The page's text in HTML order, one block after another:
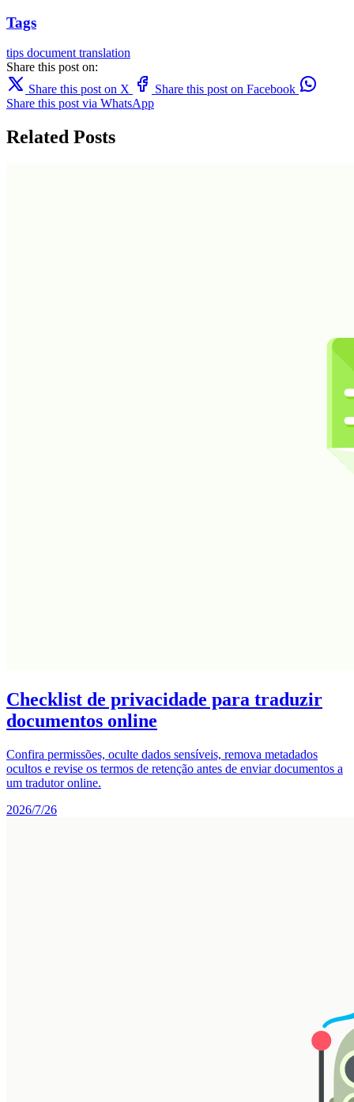
Tags
tips document translation
Share this post on:
Share this post on X
Share this post on Facebook
Share this post via WhatsApp
Related Posts
Checklist de privacidade para traduzir
documentos online
Confira permissões, oculte dados sensíveis, remova metadados
ocultos e revise os termos de retenção antes de enviar documentos a
um tradutor online.
2026/7/26